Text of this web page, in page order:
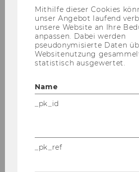
IBW students
international
other mobility
BaWiSo 23:
CEC cannot
International
Course Structure
After having successfully
Mithilfe dieser Cookies
unser Angebot laufend
unsere Website an Ihre
anpassen. Dabei werden
pseudonymisierte Daten
Websitenutzung
statistisch ausgewertet.
Name
_pk_id
_pk_ref